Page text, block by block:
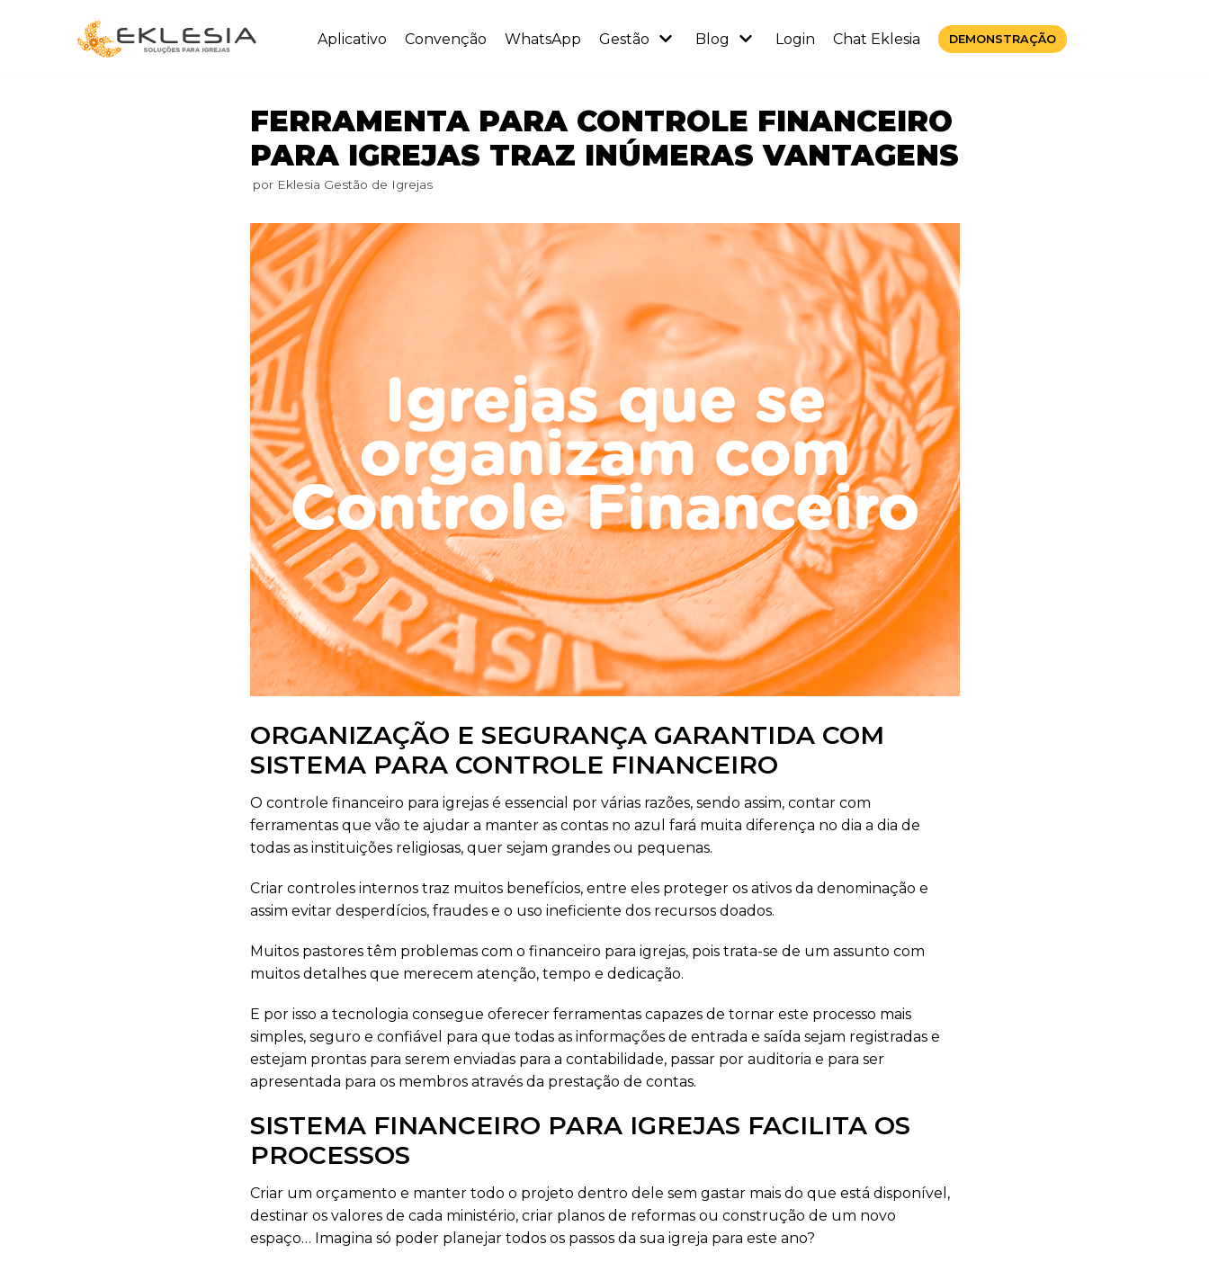
Aplicativo Convenção WhatsApp Gestão Blog Login Chat Eklesia DEMONSTRAÇÃO
FERRAMENTA PARA CONTROLE FINANCEIRO
PARA IGREJAS TRAZ INÚMERAS VANTAGENS
por Eklesia Gestão de Igrejas
ORGANIZAÇÃO E SEGURANÇA GARANTIDA COM
SISTEMA PARA CONTROLE FINANCEIRO
O controle financeiro para igrejas é essencial por várias razões, sendo assim, contar com
ferramentas que vão te ajudar a manter as contas no azul fará muita diferença no dia a dia de
todas as instituições religiosas, quer sejam grandes ou pequenas.
Criar controles internos traz muitos benefícios, entre eles proteger os ativos da denominação e
assim evitar desperdícios, fraudes e o uso ineficiente dos recursos doados.
Muitos pastores têm problemas com o financeiro para igrejas, pois trata-se de um assunto com
muitos detalhes que merecem atenção, tempo e dedicação.
E por isso a tecnologia consegue oferecer ferramentas capazes de tornar este processo mais
simples, seguro e confiável para que todas as informações de entrada e saída sejam registradas e
estejam prontas para serem enviadas para a contabilidade, passar por auditoria e para ser
apresentada para os membros através da prestação de contas.
SISTEMA FINANCEIRO PARA IGREJAS FACILITA OS
PROCESSOS
Criar um orçamento e manter todo o projeto dentro dele sem gastar mais do que está disponível,
destinar os valores de cada ministério, criar planos de reformas ou construção de um novo
espaço… Imagina só poder planejar todos os passos da sua igreja para este ano?